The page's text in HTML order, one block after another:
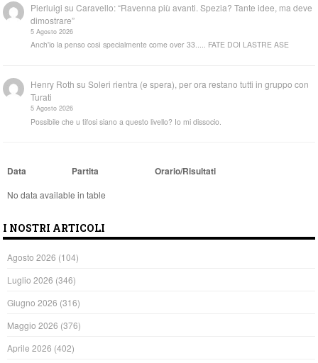
Pierluigi suCaravello: “Ravenna più avanti. Spezia? Tante idee, ma deve
dimostrare”
5 Agosto 2026
Anch'io la penso così specialmente come over 33..... FATE DOI LASTRE ASE
Henry Roth suSoleri rientra (e spera), per ora restano tutti in gruppo con
Turati
5 Agosto 2026
Possibile che u tifosi siano a questo livello? Io mi dissocio.
Data Partita Orario/Risultati
No data available in table
I NOSTRI ARTICOLI
Agosto 2026 (104)
Luglio 2026 (346)
Giugno 2026 (316)
Maggio 2026 (376)
Aprile 2026 (402)